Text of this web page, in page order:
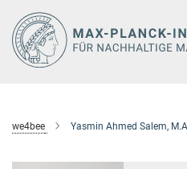
Hauptinhalt
we4bee Yasmin Ahmed Salem,